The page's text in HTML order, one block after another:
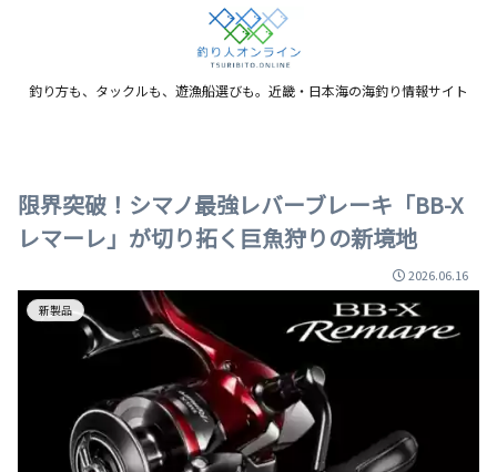
釣り方も、タックルも、遊漁船選びも。近畿・日本海の海釣り情報サイト
限界突破！シマノ最強レバーブレーキ「BB-X
レマーレ」が切り拓く巨魚狩りの新境地
2026.06.16
新製品